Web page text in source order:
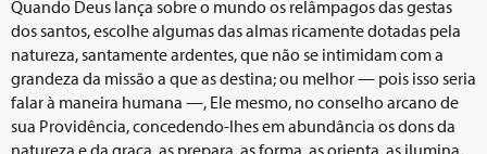
Quando Deus lança sobre o mundo os relâmpagos das gestas
dos santos, escolhe algumas das almas ricamente dotadas pela
natureza, santamente ardentes, que não se intimidam com a
grandeza da missão a que as destina; ou melhor — pois isso seria
falar à maneira humana —, Ele mesmo, no conselho arcano de
sua Providência, concedendo-lhes em abundância os dons da
natureza e da graça, as prepara, as forma, as orienta, as ilumina,